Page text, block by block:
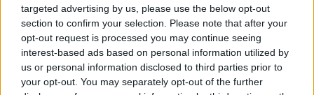
targeted advertising by us, please use the below opt-out
section to confirm your selection. Please note that after your
opt-out request is processed you may continue seeing
interest-based ads based on personal information utilized by
us or personal information disclosed to third parties prior to
your opt-out. You may separately opt-out of the further